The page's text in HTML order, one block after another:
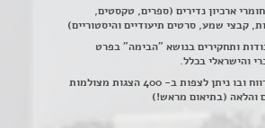
ארכיון נדירים (ספרים, טקסטים,
קבצי שמע, סרטים תיעודיים והיסטוריים)
ותחקירים בנושא "הבימה" בפרט
והישראלי בכלל.
חדר הצפייה מרווח ובו ניתן לצפות ב- 400 הצגות מצולמות
והלאה (בתיאום מראש!)